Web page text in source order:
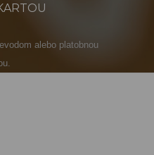
alebo platobnou